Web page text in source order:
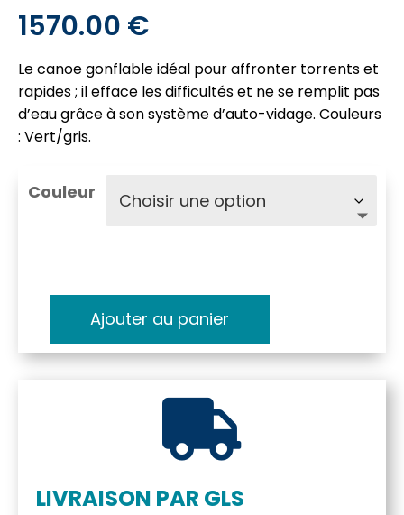
1570.00 €
Le canoe gonflable idéal pour affronter torrents et
rapides ; il efface les difficultés et ne se remplit pas
d’eau grâce à son système d’auto-vidage. Couleurs
: Vert/gris.
Couleur
de
Ajouter au panier

LIVRAISON PAR GLS